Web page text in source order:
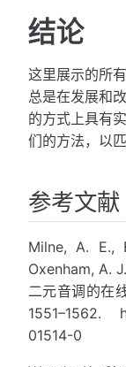
结论
这里展示的所
总是在发展和
的方式上具有
们的方法，以
参考文献
Milne, A. E.,
Oxenham, A.
二元音调的在
1551–1562.
01514-0